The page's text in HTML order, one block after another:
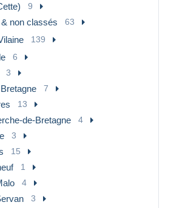
9
non classés 63
139
6
3
7
13
de-Bretagne 4
3
15
1
4
3